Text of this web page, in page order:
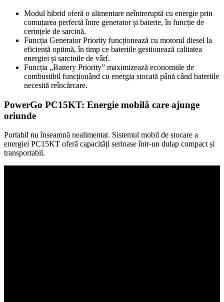
Modul hibrid oferă o alimentare neîntreruptă cu energie prin
comutarea perfectă între generator și baterie, în funcție de
cerințele de sarcină.
Funcția Generator Priority funcționează cu motorul diesel la
eficiență optimă, în timp ce bateriile gestionează calitatea
energiei și sarcinile de vârf.
Funcția „Battery Priority” maximizează economiile de
combustibil funcționând cu energia stocată până când bateriile
necesită reîncărcare.
PowerGo PC15KT: Energie mobilă care ajunge
oriunde
Portabil nu înseamnă nealimentat. Sistemul mobil de stocare a
energiei PC15KT oferă capacități serioase într-un dulap compact și
transportabil.